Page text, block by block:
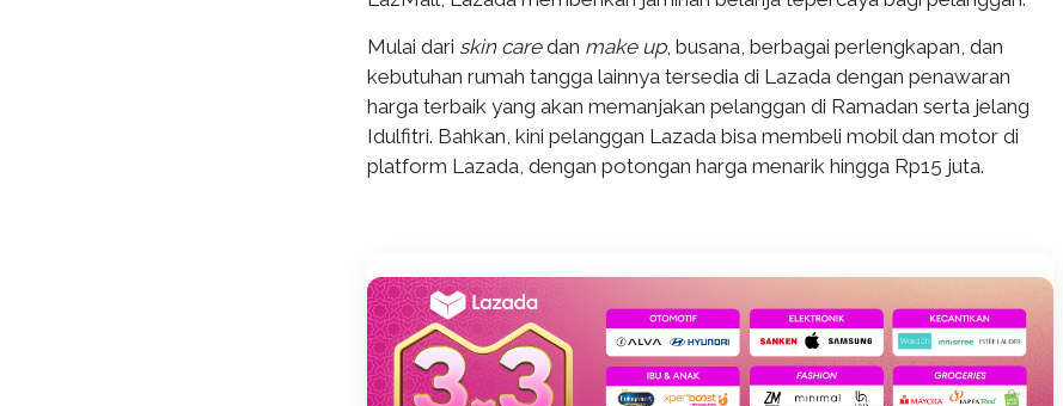
Mulai dari skin caredan make up, busana, berbagai perlengkapan, dan
kebutuhan rumah tangga lainnya tersedia di Lazada dengan penawaran
harga terbaik yang akan memanjakan pelanggan di Ramadan serta jelang
Idulfitri. Bahkan, kini pelanggan Lazada bisa membeli mobil dan motor di
platform Lazada, dengan potongan harga menarik hingga Rp15 juta.